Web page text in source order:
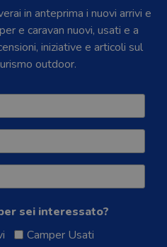
in anteprima i nuovi arrivi e
e caravan nuovi, usati e a
iniziative e articoli sul
outdoor.
sei interessato?
Camper Usati